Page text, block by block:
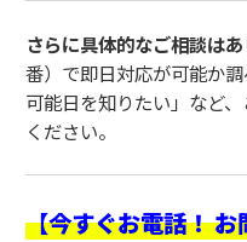
さらに具体的なご相談は
番）で即日対応が可能か
可能日を知りたい」など
ください。
【今すぐお電話！